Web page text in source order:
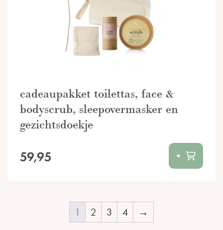
cadeaupakket toilettas, face &
bodyscrub, sleepovermasker en
gezichtsdoekje
59,95 +
1 2 3 4 →